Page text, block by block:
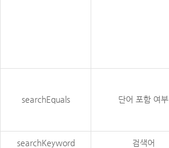
searchEquals 단어 포함 여부
searchKeyword 검색어